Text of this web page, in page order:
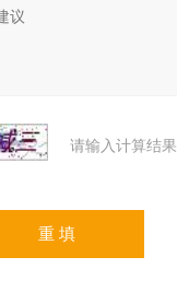
请输入计算结